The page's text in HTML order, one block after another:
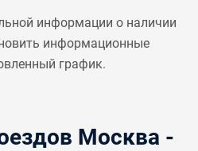
информации о наличии
информационные
график.
Москва -